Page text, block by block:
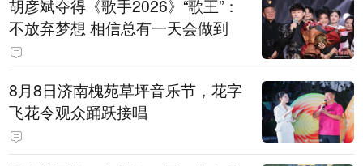
胡彦斌夺得《歌手2026》“歌王”：
不放弃梦想 相信总有一天会做到
8月8日济南槐苑草坪音乐节，花字
飞花令观众踊跃接唱